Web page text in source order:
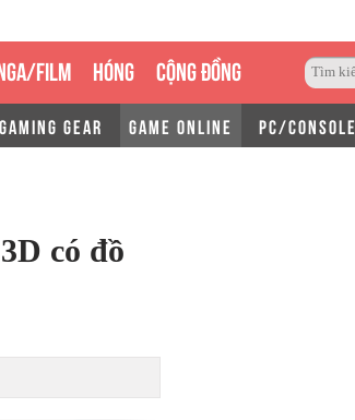
FILM HÓNG CỘNG ĐỒNG
GAMING GEAR GAME ONLINE PC/CONSOLE
có đồ